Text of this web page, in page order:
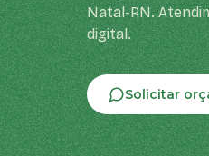
Natal-RN.
digital.
Solicitar